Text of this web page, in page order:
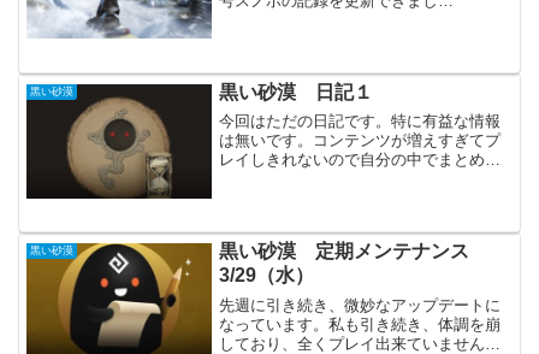
で加速を使っていく感じです。...
黒い砂漠 黒い砂漠 日記１
今回はただの日記です。特に有益な情報
は無いです。コンテンツが増えすぎてプ
レイしきれないので自分の中でまとめた
プレイなど釣り放置...
黒い砂漠
黒い砂漠 定期メンテナンス
3/29（水）
先週に引き続き、微妙なアップデートに
なっています。私も引き続き、体調を崩
しており、全くプレイ出来ていません。